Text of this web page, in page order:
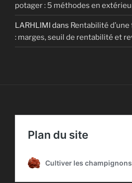
potager : 5 méthodes en
LARHLIMI dans Rentabilité
: marges, seuil de rentabilité et